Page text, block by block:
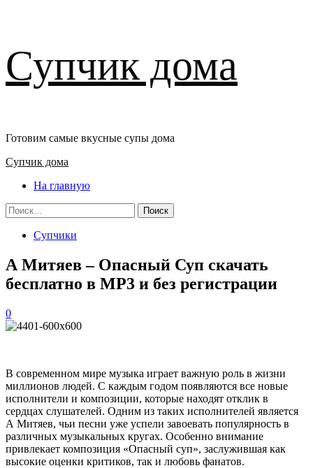
к
содержимому
Супчик дома
Готовим самые вкусные супы дома
Основное
Супчик дома
На главную
Найти:
Супчики
А Митяев – Опасный Суп скачать
бесплатно в MP3 и без регистрации
0
В современном мире музыка играет важную роль в жизни
миллионов людей. С каждым годом появляются все новые
исполнители и композиции, которые находят отклик в
сердцах слушателей. Одним из таких исполнителей является
А Митяев, чьи песни уже успели завоевать популярность в
различных музыкальных кругах. Особенно внимание
привлекает композиция «Опасный суп», заслужившая как
высокие оценки критиков, так и любовь фанатов.